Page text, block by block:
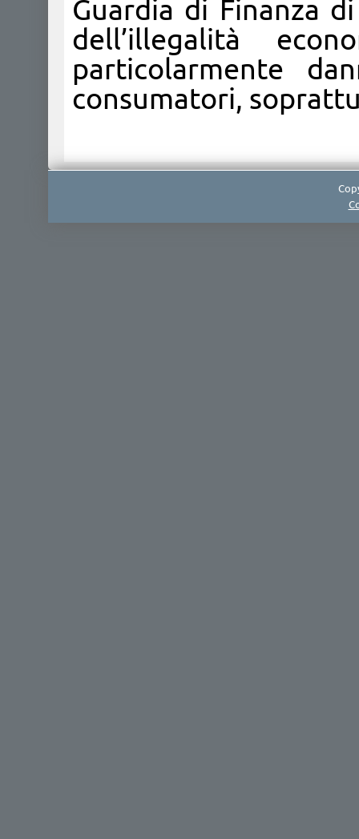
Guardia di Finanza
dell’illegalità
particolarmente
consumatori,